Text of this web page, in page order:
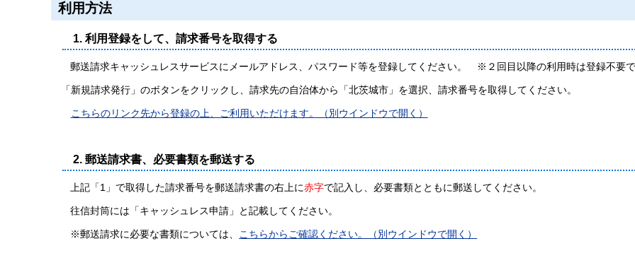
利用方法
1. 利用登録をして、請求番号を取得する
郵送請求キャッシュレスサービスにメールアドレス、パスワード等を登録してください。 ※２回目以降の利用時は登録不要
「新規請求発行」のボタンをクリックし、請求先の自治体から「北茨城市」を選択、請求番号を取得してください。
こちらのリンク先から登録の上、ご利用いただけます。（別ウインドウで開く）
2. 郵送請求書、必要書類を郵送する
上記「1」で取得した請求番号を郵送請求書の右上に赤字で記入し、必要書類とともに郵送してください。
往信封筒には「キャッシュレス申請」と記載してください。
※郵送請求に必要な書類については、 こちらからご確認ください。（別ウインドウで開く）